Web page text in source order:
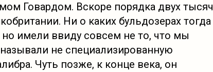
Говардом. Вскоре порядка двух тысяч
Ни о каких бульдозерах тогда
имели ввиду совсем не то, что мы
не специализированную
Чуть позже, к конце века, он